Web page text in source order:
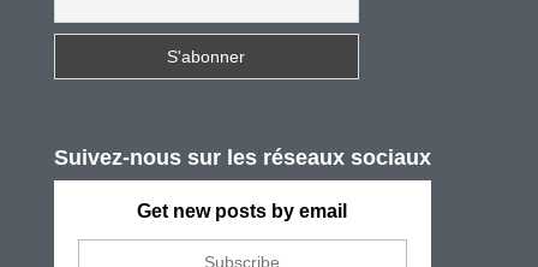
Suivez-nous sur les réseaux sociaux
Get new posts by email